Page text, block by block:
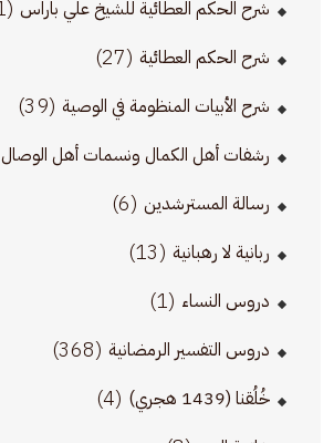
شرح الحكم العطائية للشيخ علي باراس (151)
شرح الحكم العطائية (27)
شرح الأبيات المنظومة في الوصية (39)
رشفات أهل الكمال ونسمات أهل الوصال
رسالة المسترشدين (6)
ربانية لا رهبانية (13)
دروس النساء (1)
دروس التفسير الرمضانية (368)
خُلُقنا (1439 هجري) (4)